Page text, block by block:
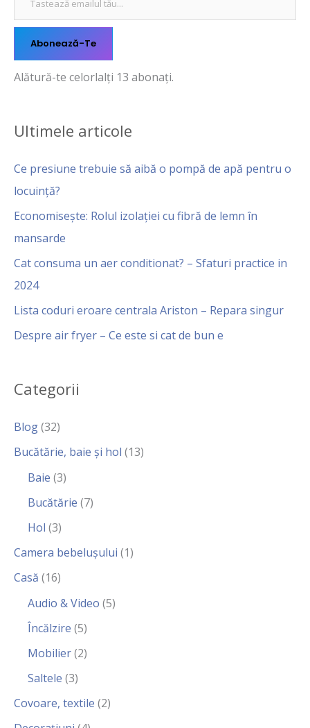
Abonează-Te
Alătură-te celorlalți 13 abonați.
Ultimele articole
Ce presiune trebuie să aibă o pompă de apă pentru o
locuință?
Economisește: Rolul izolației cu fibră de lemn în
mansarde
Cat consuma un aer conditionat? – Sfaturi practice in
2024
Lista coduri eroare centrala Ariston – Repara singur
Despre air fryer – Ce este si cat de bun e
Categorii
Blog(32)
Bucătărie, baie și hol (13)
Baie (3)
Bucătărie (7)
Hol (3)
Camera bebelușului (1)
Casă (16)
Audio & Video (5)
Încălzire (5)
Mobilier(2)
Saltele (3)
Covoare, textile (2)